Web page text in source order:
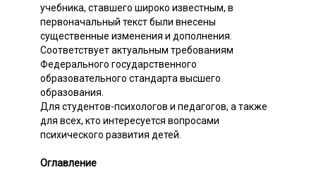
учебника, ставшего широко известным, в
первоначальный текст были внесены
существенные изменения и дополнения.
Соответствует актуальным требованиям
Федерального государственного
образовательного стандарта высшего
образования.
Для студентов-психологов и педагогов, а также
для всех, кто интересуется вопросами
психического развития детей.
Оглавление